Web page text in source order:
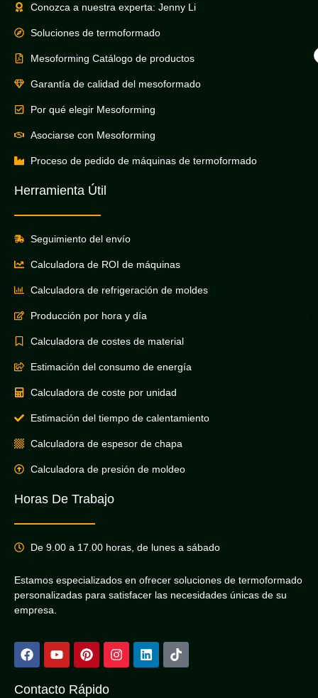
Conozca a nuestra experta: Jenny Li
Soluciones de termoformado
Mesoforming Catálogo de productos
Garantía de calidad del mesoformado
Por qué elegir Mesoforming
Asociarse con Mesoforming
Proceso de pedido de máquinas de termoformado
Herramienta Útil
Seguimiento del envío
Calculadora de ROI de máquinas
Calculadora de refrigeración de moldes
Producción por hora y día
Calculadora de costes de material
Estimación del consumo de energía
Calculadora de coste por unidad
Estimación del tiempo de calentamiento
Calculadora de espesor de chapa
Calculadora de presión de moldeo
Horas De Trabajo
De 9.00 a 17.00 horas, de lunes a sábado
Estamos especializados en ofrecer soluciones de termoformado
personalizadas para satisfacer las necesidades únicas de su
empresa.
Contacto Rápido